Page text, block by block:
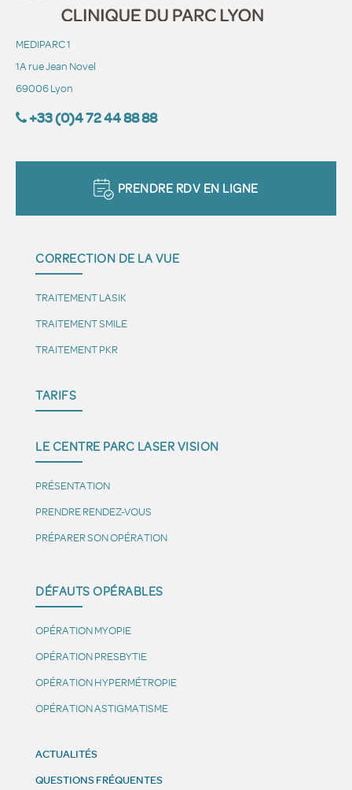
MEDIPARC 1
1A rue Jean Novel
69006 Lyon
+33 (0)4 72 44 88 88
PRENDRE RDV EN LIGNE
CORRECTION DE LA VUE
TRAITEMENT LASIK
TRAITEMENT SMILE
TRAITEMENT PKR
TARIFS
LE CENTRE PARC LASER VISION
PRÉSENTATION
PRENDRE RENDEZ-VOUS
PRÉPARER SON OPÉRATION
DÉFAUTS OPÉRABLES
OPÉRATION MYOPIE
OPÉRATION PRESBYTIE
OPÉRATION HYPERMÉTROPIE
OPÉRATION ASTIGMATISME
ACTUALITÉS
QUESTIONS FRÉQUENTES